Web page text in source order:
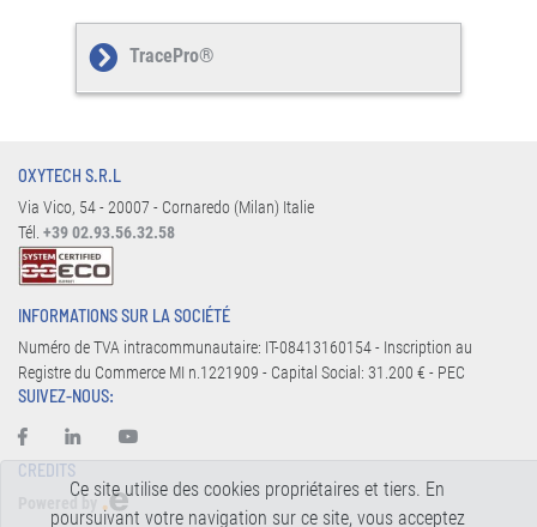
TracePro®
OXYTECH S.R.L
Via Vico, 54 - 20007 - Cornaredo (Milan) Italie
Tél. +39 02.93.56.32.58
INFORMATIONS SUR LA SOCIÉTÉ
Numéro de TVA intracommunautaire: IT-08413160154 - Inscription au
Registre du Commerce MI n.1221909 - Capital Social: 31.200 € - PEC
SUIVEZ-NOUS:
CREDITS
Ce site utilise des cookies propriétaires et tiers. En
poursuivant votre navigation sur ce site, vous acceptez